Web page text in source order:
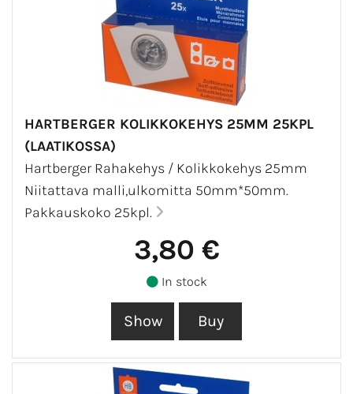
HARTBERGER KOLIKKOKEHYS 25MM 25KPL
(LAATIKOSSA)
Hartberger Rahakehys / Kolikkokehys 25mm
Niitattava malli,ulkomitta 50mm*50mm.
Pakkauskoko 25kpl.
3,80 €
In stock